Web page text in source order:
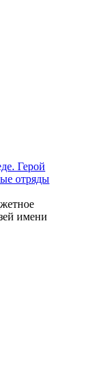
Герой
отряды
имени